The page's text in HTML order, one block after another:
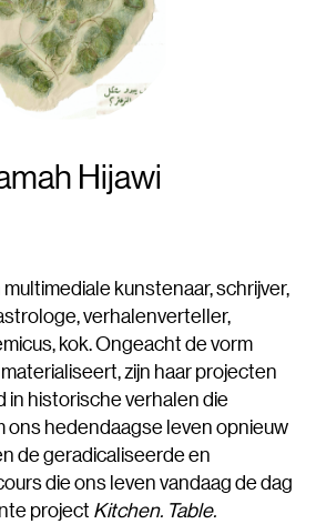
Hijawi
kunstenaar, schrijver,
verhalenverteller,
kok. Ongeacht de vorm
zijn haar projecten
in historische verhalen die
ons hedendaagse leven opnieuw
de geradicaliseerde en
die ons leven vandaag de dag
project Kitchen. Table.